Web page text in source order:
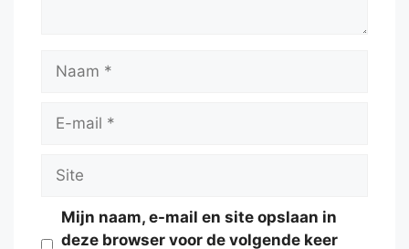
Naam
Site
Mijn naam, e-mail en site opslaan in
deze browser voor de volgende keer